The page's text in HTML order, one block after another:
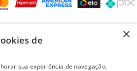
×
de
sua experiência de navegação,